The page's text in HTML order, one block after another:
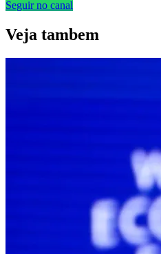
Seguir no canal
Veja tambem